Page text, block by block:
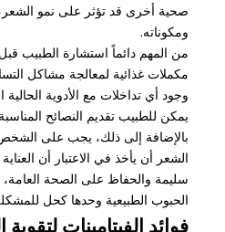
صحية أخرى قد تؤثر على نمو
ومكوناته.
من المهم دائماً استشارة الطبيب
مكملات غذائية لمعالجة مشاكل
وجود أي تداخلات مع الأدوية
يمكن للطبيب تقديم النصائح
بالإضافة إلى ذلك، يجب على
الشعر أن يأخذ في الاعتبار أن
سليمة والحفاظ على الصحة
الحبوب الطبيعية وحدها كحل
فوائد الفيتامينات